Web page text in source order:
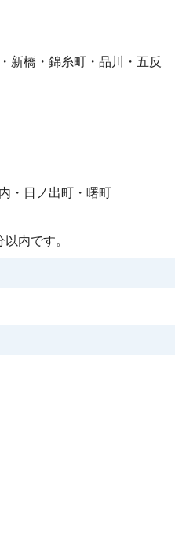
新橋・錦糸町・品川・五反
・日ノ出町・曙町
内です。